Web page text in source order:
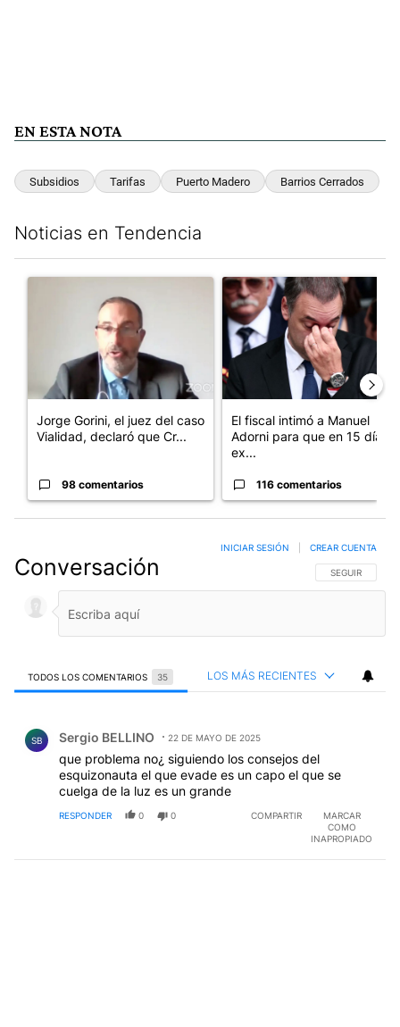
EN ESTA NOTA
Subsidios Tarifas Puerto Madero Barrios Cerrados
Noticias en Tendencia
Un artículo de tendencia con el título "Jorge Gorini, el juez
Jorge Gorini, el juez del caso
Vialidad, declaró que Cr...
98 comentarios
Un artículo de tendencia con
El fiscal intimó a Manuel
Adorni para que en 15 días
ex...
116 comentarios
Conversación SIGA ESTA
SEGUIR
INICIAR SESIÓN CREAR CUENTA
TODOS LOS COMENTARIOS 35 LOS MÁS RECIENTES
SB Sergio BELLINO 22 DE MAYO DE 2025
que problema no¿ siguiendo los consejos del
esquizonauta el que evade es un capo el que se
cuelga de la luz es un grande
RESPONDER 0 0 COMPARTIR
MARCAR
COMO
INAPROPIADO